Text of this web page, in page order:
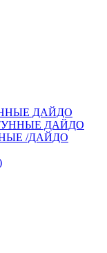
ДАЙДО
ДАЙДО
/ДАЙДО